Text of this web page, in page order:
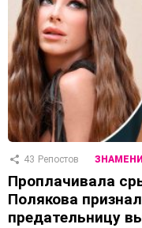
43 Репостов
Проплачивала
Полякова
предательницу